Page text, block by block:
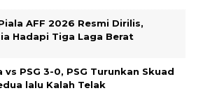
AFF 2026 Resmi Dirilis,
Hadapi Tiga Laga Berat
vs PSG 3-0, PSG Turunkan Skuad
lalu Kalah Telak